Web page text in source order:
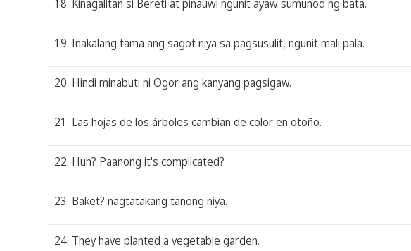
18. Kinagalitan si Bereti at pinauwi ngunit ayaw sumunod ng bata.
19. Inakalang tama ang sagot niya sa pagsusulit, ngunit mali pala.
20. Hindi minabuti ni Ogor ang kanyang pagsigaw.
21. Las hojas de los árboles cambian de color en otoño.
22. Huh? Paanong it's complicated?
23. Baket? nagtatakang tanong niya.
24. They have planted a vegetable garden.